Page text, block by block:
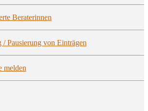
Beraterinnen
Pau­sie­rung von Einträgen
melden